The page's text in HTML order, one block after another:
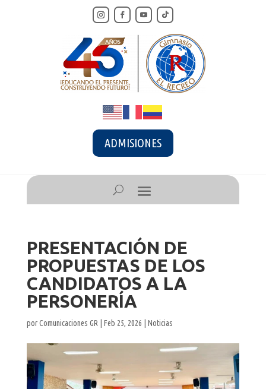
ADMISIONES
PRESENTACIÓN DE
PROPUESTAS DE LOS
CANDIDATOS A LA
PERSONERÍA
porComunicaciones GR| Feb 25, 2026 Noticias